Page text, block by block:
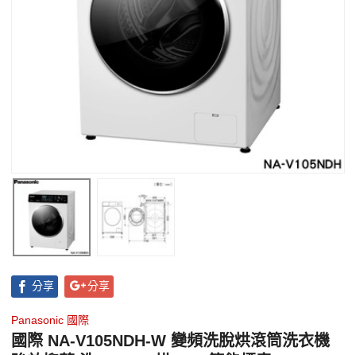
分享 分享
Panasonic 國際
國際 NA-V105NDH-W 變頻洗脫烘滾筒洗衣機